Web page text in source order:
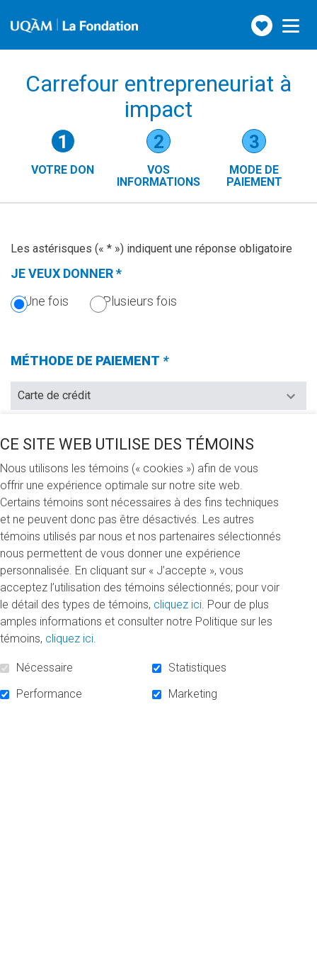
Faire
un
Toggle
navigation
Carrefour entrepreneuriat à
impact
Étapes
formulaire
1
VOTRE DON
ACTUELLE)
2
VOS
INFORMATIONS
3
MODE DE
PAIEMENT
Les astérisques (« * ») indiquent une réponse obligatoire
JE VEUX DONNER*
SECTION
EST
Une fois Plusieurs fois
MÉTHODE DE PAIEMENT *
requis)
OPTIONS SUIVANTES)*
(CHAMPS
REQUIS)
100 $ 250 $ 500 $ Autre
JE FAIS MON DON
À la mémoire de… (In memoriam)
RÉPARTITION DE VOTRE DON
CE SITE WEB UTILISE DES TÉMOINS
Nous utilisons les témoins (« cookies ») afin de vous
offrir une expérience optimale sur notre site web.
Certains témoins sont nécessaires à des fins techniques
et ne peuvent donc pas être désactivés. Les autres
témoins utilisés par nous et nos partenaires sélectionnés
nous permettent de vous donner une expérience
personnalisée. En cliquant sur « J’accepte », vous
acceptez l’utilisation des témoins sélectionnés; pour voir
le détail des types de témoins, cliquez ici. Pour de plus
amples informations et consulter notre Politique sur les
témoins, cliquez ici.
Nécessaire
Statistiques
Performance
Marketing